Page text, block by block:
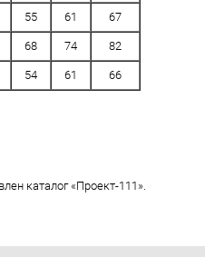
55 61 67
68 74 82
54 61 66
каталог «Проект-111».